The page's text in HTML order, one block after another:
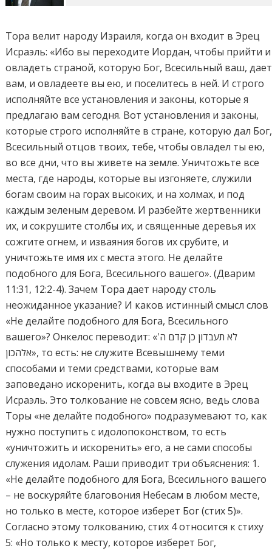
Тора велит народу Израиля, когда он входит в Эрец
Исраэль: «Ибо вы переходите Иордан, чтобы прийти и
овладеть страной, которую Бог, Всесильный ваш, дает
вам, и овладеете вы ею, и поселитесь в ней. И строго
исполняйте все установления и законы, которые я
предлагаю вам сегодня. Вот установления и законы,
которые строго исполняйте в стране, которую дал Бог,
Всесильный отцов твоих, тебе, чтобы овладел ты ею,
во все дни, что вы живете на земле. Уничтожьте все
места, где народы, которые вы изгоняете, служили
богам своим на горах высоких, и на холмах, и под
каждым зеленым деревом. И разбейте жертвенники
их, и сокрушите столбы их, и священные деревья их
сожгите огнем, и изваяния богов их срубите, и
уничтожьте имя их с места этого. Не делайте
подобного для Бога, Всесильного вашего». (Дварим
11:31, 12:2-4). Зачем Тора дает народу столь
неожиданное указание? И каков истинный смысл слов
«Не делайте подобного для Бога, Всесильного
вашего»? Онкелос переводит: «לא תעבדון כן קדם ה'
אלהכון», то есть: не служите Всевышнему теми
способами и теми средствами, которые вам
заповедано искоренить, когда вы входите в Эрец
Исраэль. Это толкование не совсем ясно, ведь слова
Торы «не делайте подобного» подразумевают то, как
нужно поступить с идолопоконством, то есть
«уничтожить и искоренить» его, а не сами способы
служения идолам. Раши приводит три объяснения: 1.
«Не делайте подобного для Бога, Всесильного вашего
– не воскуряйте благовония Небесам в любом месте,
но только в месте, которое изберет Бог (стих 5)».
Согласно этому толкованию, стих 4 относится к стиху
5: «Но только к месту, которое изберет Бог,